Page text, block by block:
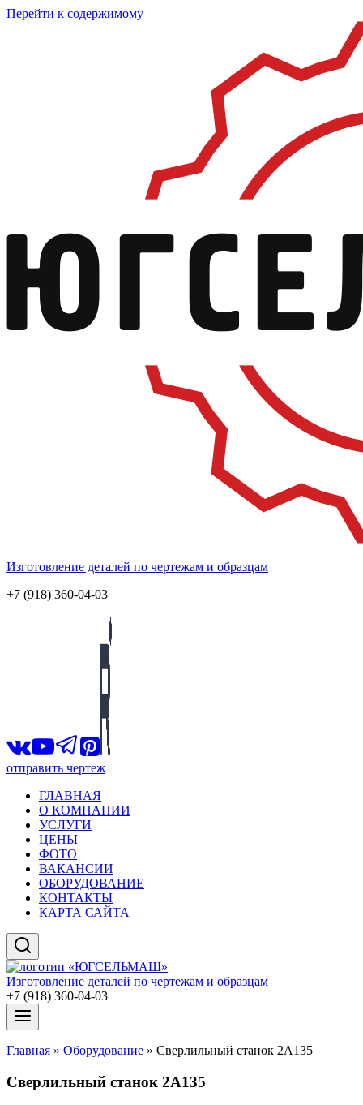
Перейти к содержимому
Изготовление деталей по чертежам и образцам
+7 (918) 360-04-03
отправить чертеж
ГЛАВНАЯ
О КОМПАНИИ
УСЛУГИ
ЦЕНЫ
ФОТО
ВАКАНСИИ
ОБОРУДОВАНИЕ
КОНТАКТЫ
КАРТА САЙТА
Изготовление деталей по чертежам и образцам
+7 (918) 360-04-03
Главная » Оборудование » Сверлильный станок 2А135
Сверлильный станок 2А135